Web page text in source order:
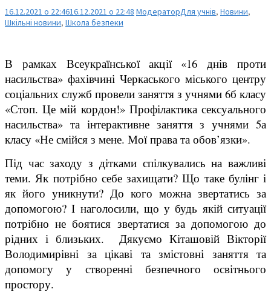
16.12.2021 о 22:4616.12.2021 о 22:48 МодераторДля учнів, Новини,
Шкільні новини, Школа безпеки
В рамках Всеукраїнської акції «16 днів проти
насильства» фахівчині Черкаського міського центру
соціальних служб провели заняття з учнями 6б класу
«Стоп. Це мій кордон!» Профілактика сексуального
насильства» та інтерактивне заняття з учнями 5а
класу «Не смійся з мене. Мої права та обов’язки».
Під час заходу з дітками спілкувались на важливі
теми. Як потрібно себе захищати? Що таке булінг і
як його уникнути? До кого можна звертатись за
допомогою? І наголосили, що у будь якій ситуації
потрібно не боятися звертатися за допомогою до
рідних і близьких. Дякуємо Кіташовій Вікторії
Володимирівні за цікаві та змістовні заняття та
допомогу у створенні безпечного освітнього
простору.